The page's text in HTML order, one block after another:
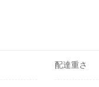
配達重さ